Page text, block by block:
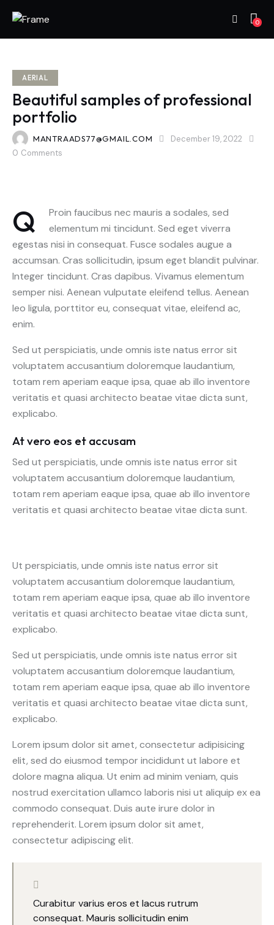
0
AERIAL
Beautiful samples of professional
portfolio
MANTRAADS77@GMAIL.COM
December 19, 2022
0 Comments
Q
Proin faucibus nec mauris a sodales, sed
elementum mi tincidunt. Sed eget viverra
egestas nisi in consequat. Fusce sodales augue a
accumsan. Cras sollicitudin, ipsum eget blandit pulvinar.
Integer tincidunt. Cras dapibus. Vivamus elementum
semper nisi. Aenean vulputate eleifend tellus. Aenean
leo ligula, porttitor eu, consequat vitae, eleifend ac,
enim.
Sed ut perspiciatis, unde omnis iste natus error sit
voluptatem accusantium doloremque laudantium,
totam rem aperiam eaque ipsa, quae ab illo inventore
veritatis et quasi architecto beatae vitae dicta sunt,
explicabo.
At vero eos et accusam
Sed ut perspiciatis, unde omnis iste natus error sit
voluptatem accusantium doloremque laudantium,
totam rem aperiam eaque ipsa, quae ab illo inventore
veritatis et quasi architecto beatae vitae dicta sunt.
Ut perspiciatis, unde omnis iste natus error sit
voluptatem accusantium doloremque laudantium,
totam rem aperiam eaque ipsa, quae ab illo inventore
veritatis et quasi architecto beatae vitae dicta sunt,
explicabo.
Sed ut perspiciatis, unde omnis iste natus error sit
voluptatem accusantium doloremque laudantium,
totam rem aperiam eaque ipsa, quae ab illo inventore
veritatis et quasi architecto beatae vitae dicta sunt,
explicabo.
Lorem ipsum dolor sit amet, consectetur adipisicing
elit, sed do eiusmod tempor incididunt ut labore et
dolore magna aliqua. Ut enim ad minim veniam, quis
nostrud exercitation ullamco laboris nisi ut aliquip ex ea
commodo consequat. Duis aute irure dolor in
reprehenderit. Lorem ipsum dolor sit amet,
consectetur adipiscing elit.
Curabitur varius eros et lacus rutrum
consequat. Mauris sollicitudin enim